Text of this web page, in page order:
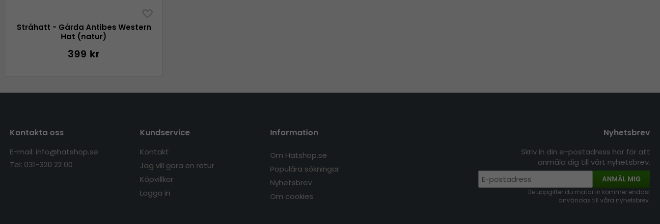
Stråhatt - Gårda Antibes Western
Hat (natur)
399 kr
Kontakta oss
E-mail: info@hatshop.se
Tel: 031-320 22 00
Kundservice
Kontakt
Jag vill göra en retur
Köpvillkor
Logga in
Information
Om Hatshop.se
Populära sökningar
Nyhetsbrev
Om cookies
Nyhetsbrev
Skriv in din e-postadress här för att
anmäla dig till vårt nyhetsbrev.
ANMÄL MIG
De uppgifter du matar in kommer endast
användas till våra nyhetsbrev.